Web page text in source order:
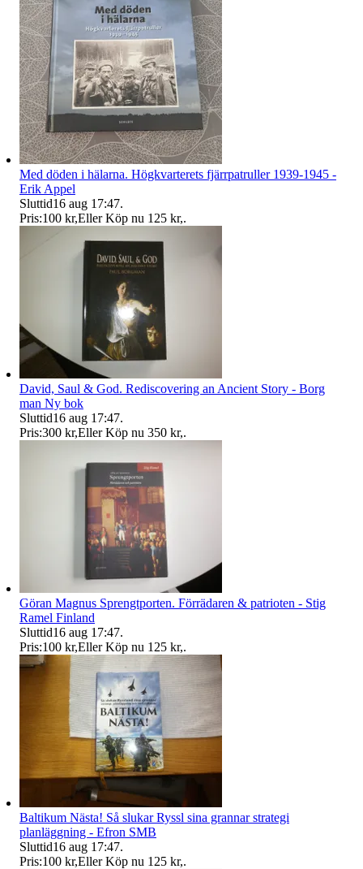
Med döden i hälarna. Högkvarterets fjärrpatruller 1939-1945 -
Erik Appel
Sluttid16 aug 17:47.
Pris:100 kr,Eller Köp nu 125 kr,.
David, Saul & God. Rediscovering an Ancient Story - Borg
man Ny bok
Sluttid16 aug 17:47.
Pris:300 kr,Eller Köp nu 350 kr,.
Göran Magnus Sprengtporten. Förrädaren & patrioten - Stig
Ramel Finland
Sluttid16 aug 17:47.
Pris:100 kr,Eller Köp nu 125 kr,.
Baltikum Nästa! Så slukar Ryssl sina grannar strategi
planläggning - Efron SMB
Sluttid16 aug 17:47.
Pris:100 kr,Eller Köp nu 125 kr,.